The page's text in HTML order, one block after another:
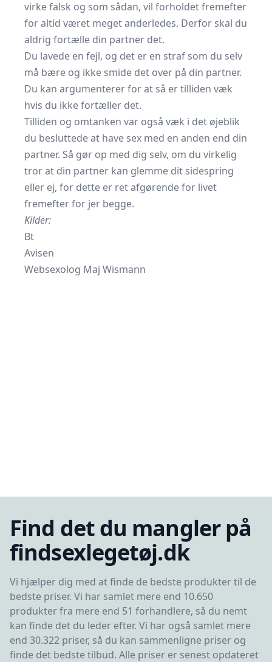
virke falsk og som sådan, vil forholdet fremefter
for altid været meget anderledes. Derfor skal du
aldrig fortælle din partner det.
Du lavede en fejl, og det er en straf som du selv
må bære og ikke smide det over på din partner.
Du kan argumenterer for at så er tilliden væk
hvis du ikke fortæller det.
Tilliden og omtanken var også væk i det øjeblik
du besluttede at have sex med en anden end din
partner. Så gør op med dig selv, om du virkelig
tror at din partner kan glemme dit sidespring
eller ej, for dette er ret afgørende for livet
fremefter for jer begge.
Kilder:
Bt
Avisen
Websexolog Maj Wismann
Find det du mangler på
findsexlegetøj.dk
Vi hjælper dig med at finde de bedste produkter til de
bedste priser. Vi har samlet mere end 10.650
produkter fra mere end 51 forhandlere, så du nemt
kan finde det du leder efter. Vi har også samlet mere
end 30.322 priser, så du kan sammenligne priser og
finde det bedste tilbud. Alle priser er senest opdateret